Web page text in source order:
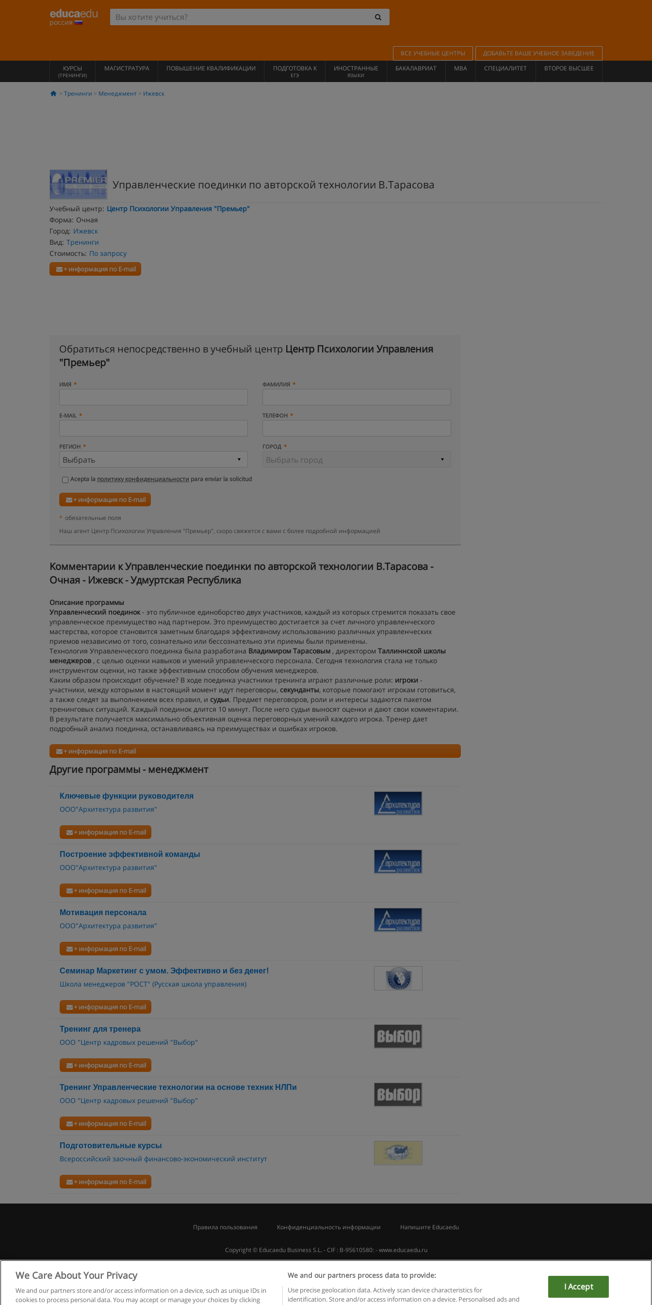
россия
ВСЕ УЧЕБНЫЕ ЦЕНТРЫ
ДОБАВЬТЕ ВАШЕ УЧЕБНОЕ ЗАВЕДЕНИЕ
КУРСЫ
(ТРЕНИНГИ)
МАГИСТРАТУРА ПОВЫШЕНИЕ КВАЛИФИКАЦИИ ПОДГОТОВКА К
ЕГЭ
ИНОСТРАННЫЕ
ЯЗЫКИ
БАКАЛАВРИАТ MBA СПЕЦИАЛИТЕТ ВТОРОЕ ВЫСШЕЕ
Тренинги Менеджмент Ижевск
Управленческие поединки по авторской технологии В.Тарасова
Учебный центр: Центр Психологии Управления "Премьер"
Форма: Очная
Город: Ижевск
Вид: Тренинги
Стоимость: По запросу
+ информация по E-mail
Обратиться непосредственно в учебный центр Центр Психологии Управления
"Премьер"
ИМЯ ФАМИЛИЯ
E-MAIL ТЕЛЕФОН
РЕГИОН ГОРОД
Acepta la политику конфиденциальности para enviar la solicitud
+ информация по E-mail
* обязательные поля
Наш агент Центр Психологии Управления "Премьер", скоро свяжется с вами с более подробной информацией
Kомментарии к Управленческие поединки по авторской технологии В.Тарасова -
Очная - Ижевск - Удмуртская Республика
Описание программы
Управленческий поединок- это публичное единоборство двух участников, каждый из которых стремится показать свое
управленческое преимущество над партнером. Это преимущество достигается за счет личного управленческого
мастерства, которое становится заметным благодаря эффективному использованию различных управленческих
приемов независимо от того, сознательно или бессознательно эти приемы были применены.
Технология Управленческого поединка была разработана Владимиром Тарасовым , директором Таллиннской школы
менеджеров , с целью оценки навыков и умений управленческого персонала. Сегодня технология стала не только
инструментом оценки, но также эффективным способом обучения менеджеров.
Каким образом происходит обучение? В ходе поединка участники тренинга играют различные роли: игроки -
участники, между которыми в настоящий момент идут переговоры, секунданты, которые помогают игрокам готовиться,
а также следят за выполнением всех правил, и судьи. Предмет переговоров, роли и интересы задаются пакетом
тренинговых ситуаций. Каждый поединок длится 10 минут. После него судьи выносят оценки и дают свои комментарии.
В результате получается максимально объективная оценка переговорных умений каждого игрока. Тренер дает
подробный анализ поединка, останавливаясь на преимуществах и ошибках игроков.
+ информация по E-mail
Другие программы - менеджмент
Ключевые функции руководителя
ООО"Архитектура развития"
+ информация по E-mail
Построение эффективной команды
ООО"Архитектура развития"
+ информация по E-mail
Мотивация персонала
ООО"Архитектура развития"
+ информация по E-mail
Семинар Маркетинг с умом. Эффективно и без денег!
Школа менеджеров "РОСТ" (Русская школа управления)
+ информация по E-mail
Тренинг для тренера
ООО "Центр кадровых решений "Выбор"
+ информация по E-mail
Тренинг Управленческие технологии на основе техник НЛПи
ООО "Центр кадровых решений "Выбор"
+ информация по E-mail
Подготовительные курсы
Всероссийский заочный финансово-экономический институт
+ информация по E-mail
Правила пользования Конфиденциальность информации Напишите Educaedu
Copyright © Educaedu Business S.L. - CIF : B-95610580: - www.educaedu.ru
We Care About Your Privacy
We and our partners store and/or access information on a device, such as unique IDs in
cookies to process personal data. You may accept or manage your choices by clicking
We and our partners process data to provide:
Use precise geolocation data. Actively scan device characteristics for
identification. Store and/or access information on a device. Personalised ads and
I Accept